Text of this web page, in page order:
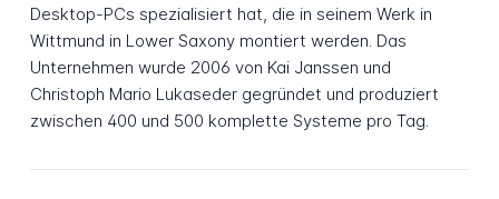
Desktop-PCs spezialisiert hat, die in seinem Werk in
Wittmund in Lower Saxony montiert werden. Das
Unternehmen wurde 2006 von Kai Janssen und
Christoph Mario Lukaseder gegründet und produziert
zwischen 400 und 500 komplette Systeme pro Tag.